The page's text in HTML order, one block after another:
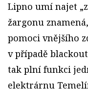
Lipno umí najet
žargonu
pomoci vnějšího
v případě
tak plní funkci
elektrárnu